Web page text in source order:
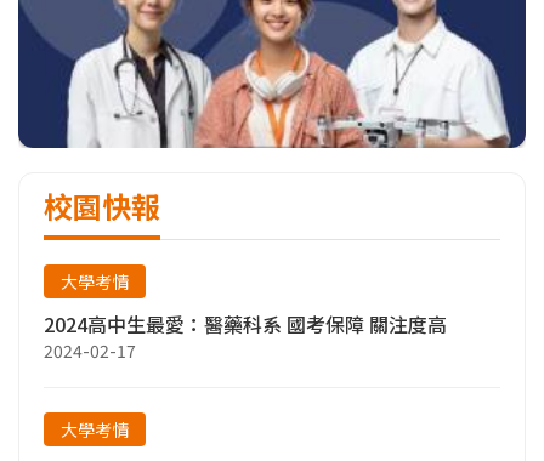
校園快報
大學考情
2024高中生最愛：醫藥科系 國考保障 關注度高
2024-02-17
大學考情